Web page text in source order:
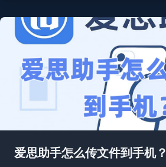
爱思助手怎么传文件到手机？